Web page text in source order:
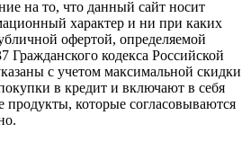
на то, что данный сайт носит
характер и ни при каких
офертой, определяемой
Гражданского кодекса Российской
с учетом максимальной скидки
в кредит и включают в себя
продукты, которые согласовываются